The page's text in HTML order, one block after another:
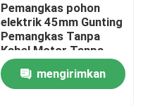
Pemangkas pohon
elektrik 45mm Gunting
Pemangkas Tanpa
Kabel Motor Tanpa
Sikat untuk
Penggunaan di Kebun
mengirimkan